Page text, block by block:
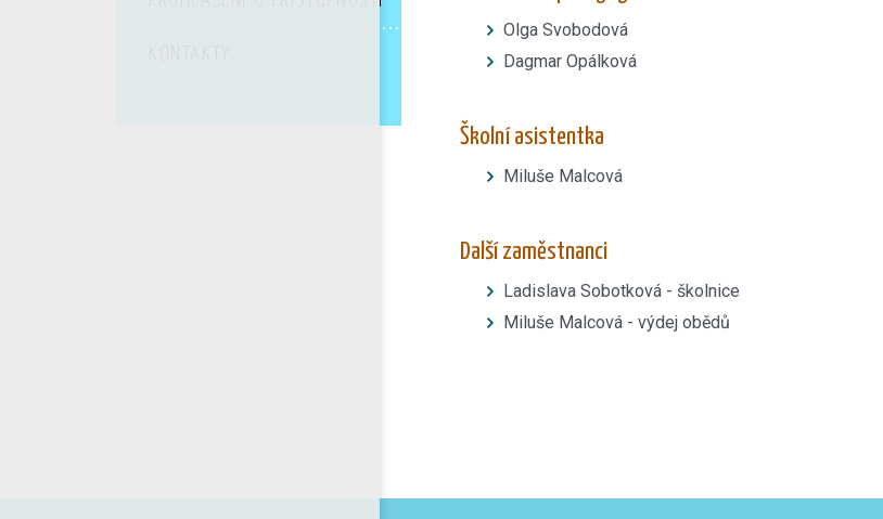
Olga Svobodová
Dagmar Opálková
Školní asistentka
Miluše Malcová
Další zaměstnanci
Ladislava Sobotková - školnice
Miluše Malcová - výdej obědů